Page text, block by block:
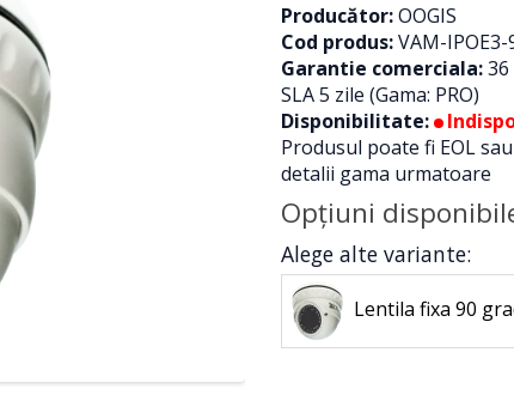
Producător:OOGIS
Cod produs:VAM-IPOE3-
Garantie comerciala:36
SLA 5 zile (Gama: PRO)
Disponibilitate:
Produsul poate fi EOL
detalii gama urmatoare
Opţiuni
Alege alte variante:
Lentila fixa 90